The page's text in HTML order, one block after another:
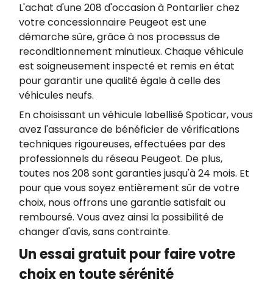
L'achat d'une 208 d'occasion à Pontarlier chez
votre concessionnaire Peugeot est une
démarche sûre, grâce à nos processus de
reconditionnement minutieux. Chaque véhicule
est soigneusement inspecté et remis en état
pour garantir une qualité égale à celle des
véhicules neufs.
En choisissant un véhicule labellisé Spoticar, vous
avez l'assurance de bénéficier de vérifications
techniques rigoureuses, effectuées par des
professionnels du réseau Peugeot. De plus,
toutes nos 208 sont garanties jusqu'à 24 mois. Et
pour que vous soyez entièrement sûr de votre
choix, nous offrons une garantie satisfait ou
remboursé. Vous avez ainsi la possibilité de
changer d'avis, sans contrainte.
Un essai gratuit pour faire votre
choix en toute sérénité